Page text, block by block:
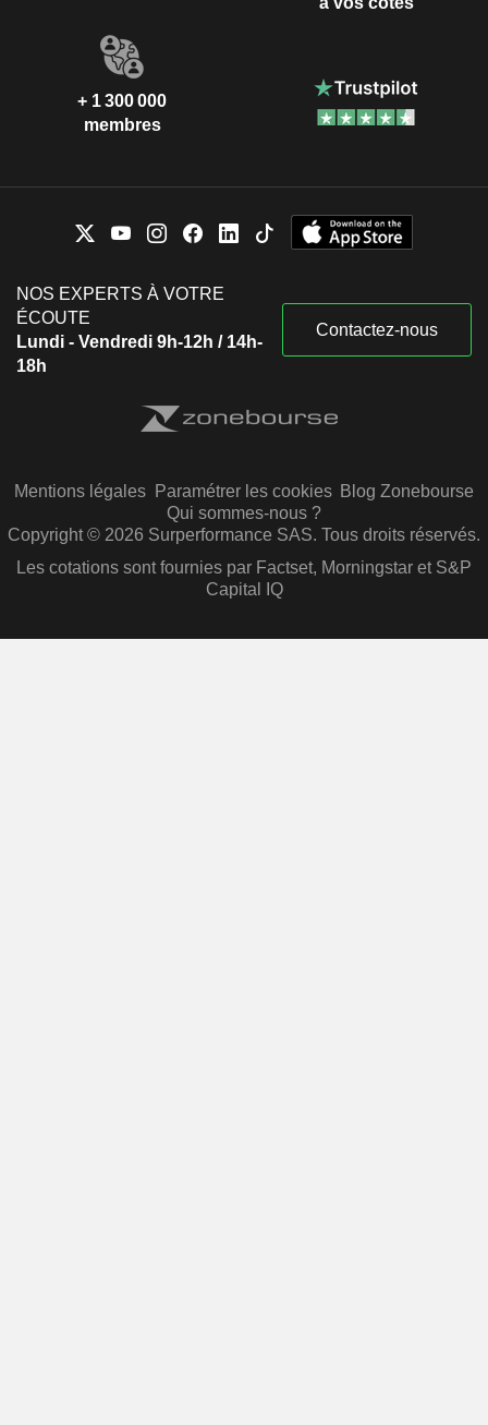
+ 1 300 000
membres
NOS EXPERTS À VOTRE
ÉCOUTE
Lundi - Vendredi 9h-12h / 14h-
18h
Contactez-nous
Mentions légales Paramétrer les cookies Blog Zonebourse
Qui sommes-nous ?
Copyright © 2026 Surperformance SAS. Tous droits réservés.
Les cotations sont fournies par Factset, Morningstar et S&P
Capital IQ